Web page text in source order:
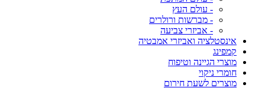
- עולם העץ
- מברשות ורולרים
- אביזרי צביעה
אינסטלציה ואביזרי אמבטיה
קמפינג
מוצרי הגיינה וטיפוח
חומרי ניקוי
מוצרים לשעת חירום